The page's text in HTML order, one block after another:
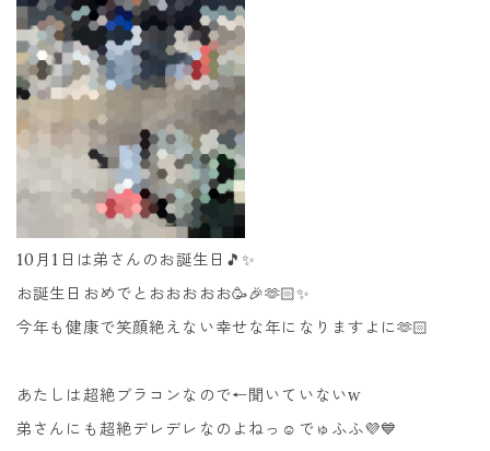
10月1日は弟さんのお誕生日🎵✨
お誕生日おめでとおおおおお🥳🎉🫶🏻✨
今年も健康で笑顔絶えない幸せな年になりますよに🫶🏻
あたしは超絶ブラコンなので←聞いていないw
弟さんにも超絶デレデレなのよねっ☺️でゅふふ💜💙